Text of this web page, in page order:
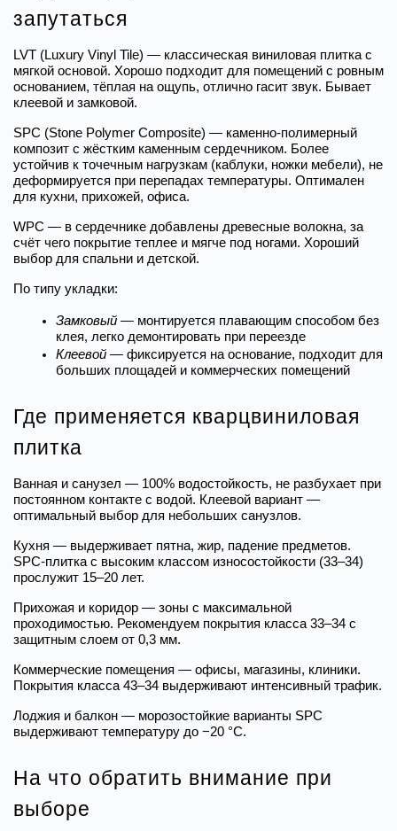
запутаться
LVT (Luxury Vinyl Tile) — классическая виниловая плитка с
мягкой основой. Хорошо подходит для помещений с ровным
основанием, тёплая на ощупь, отлично гасит звук. Бывает
клеевой и замковой.
SPC (Stone Polymer Composite) — каменно-полимерный
композит с жёстким каменным сердечником. Более
устойчив к точечным нагрузкам (каблуки, ножки мебели), не
деформируется при перепадах температуры. Оптимален
для кухни, прихожей, офиса.
WPC — в сердечнике добавлены древесные волокна, за
счёт чего покрытие теплее и мягче под ногами. Хороший
выбор для спальни и детской.
По типу укладки:
Замковый — монтируется плавающим способом без
клея, легко демонтировать при переезде
Клеевой — фиксируется на основание, подходит для
больших площадей и коммерческих помещений
Где применяется кварцвиниловая
плитка
Ванная и санузел — 100% водостойкость, не разбухает при
постоянном контакте с водой. Клеевой вариант —
оптимальный выбор для небольших санузлов.
Кухня — выдерживает пятна, жир, падение предметов.
SPC-плитка с высоким классом износостойкости (33–34)
прослужит 15–20 лет.
Прихожая и коридор — зоны с максимальной
проходимостью. Рекомендуем покрытия класса 33–34 с
защитным слоем от 0,3 мм.
Коммерческие помещения — офисы, магазины, клиники.
Покрытия класса 43–34 выдерживают интенсивный трафик.
Лоджия и балкон — морозостойкие варианты SPC
выдерживают температуру до −20 °C.
На что обратить внимание при
выборе